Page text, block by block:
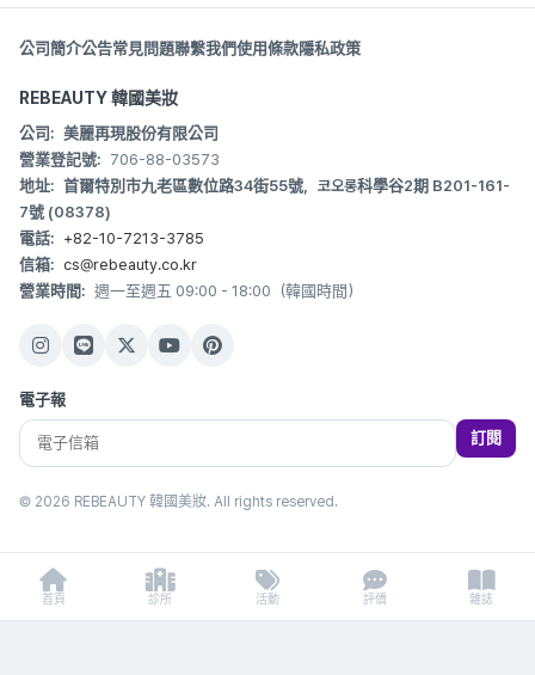
公司簡介公告常見問題聯繫我們使用條款隱私政策
REBEAUTY 韓國美妝
公司: 美麗再現股份有限公司
營業登記號: 706-88-03573
地址: 首爾特別市九老區數位路34街55號，코오롱科學谷2期 B201-161-
7號 (08378)
電話: +82-10-7213-3785
信箱: cs@rebeauty.co.kr
營業時間: 週一至週五 09:00 - 18:00（韓國時間）
電子報
訂閱
© 2026 REBEAUTY 韓國美妝. All rights reserved.
首頁 診所 活動 評價 雜誌